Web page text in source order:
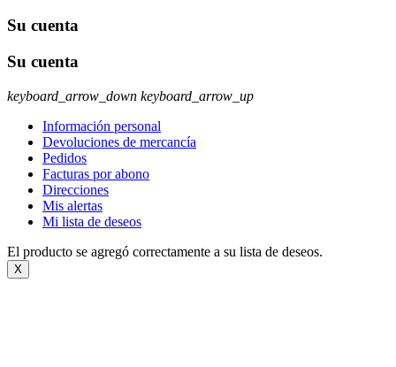
Su cuenta
Su cuenta
keyboard_arrow_down keyboard_arrow_up
Información personal
Devoluciones de mercancía
Pedidos
Facturas por abono
Direcciones
Mis alertas
Mi lista de deseos
El producto se agregó correctamente a su lista de deseos.
X